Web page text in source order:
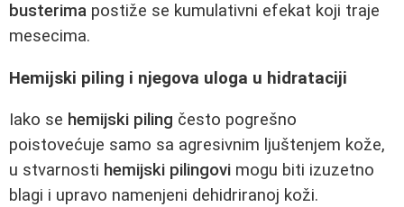
busterima postiže se kumulativni efekat koji traje
mesecima.
Hemijski piling i njegova uloga u hidrataciji
Iako se hemijski piling često pogrešno
poistovećuje samo sa agresivnim ljuštenjem kože,
u stvarnosti hemijski pilingovi mogu biti izuzetno
blagi i upravo namenjeni dehidriranoj koži.